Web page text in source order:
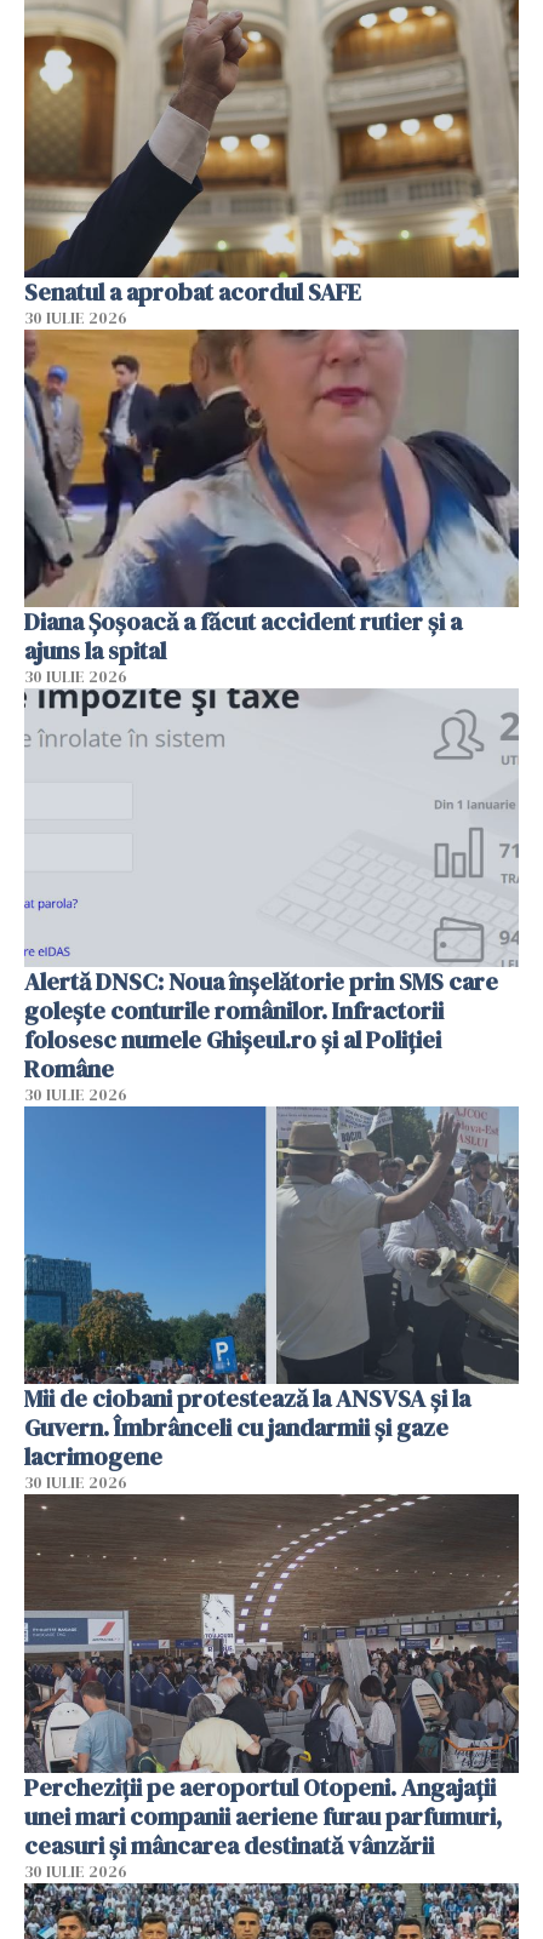
Senatul a aprobat acordul SAFE
30 IULIE 2026
Diana Șoșoacă a făcut accident rutier și a
ajuns la spital
30 IULIE 2026
Alertă DNSC: Noua înșelătorie prin SMS care
golește conturile românilor. Infractorii
folosesc numele Ghișeul.ro și al Poliției
Române
30 IULIE 2026
Mii de ciobani protestează la ANSVSA și la
Guvern. Îmbrânceli cu jandarmii și gaze
lacrimogene
30 IULIE 2026
Percheziții pe aeroportul Otopeni. Angajații
unei mari companii aeriene furau parfumuri,
ceasuri și mâncarea destinată vânzării
30 IULIE 2026